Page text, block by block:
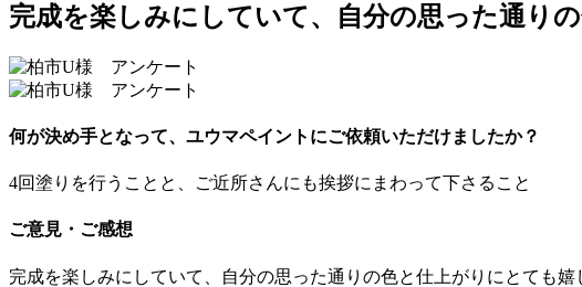
完成を楽しみにしていて、自分の思った通り
何が決め手となって、ユウマペイントにご依頼いただけましたか？
4回塗りを行うことと、ご近所さんにも挨拶にまわって下さること
ご意見・ご感想
完成を楽しみにしていて、自分の思った通りの色と仕上がりにとても嬉